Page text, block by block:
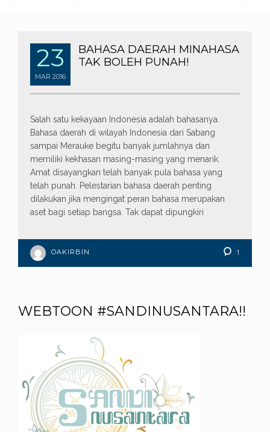
23
MAR 2016
BAHASA DAERAH MINAHASA
TAK BOLEH PUNAH!
Salah satu kekayaan Indonesia adalah bahasanya.
Bahasa daerah di wilayah Indonesia dari Sabang
sampai Merauke begitu banyak jumlahnya dan
memiliki kekhasan masing-masing yang menarik.
Amat disayangkan telah banyak pula bahasa yang
telah punah. Pelestarian bahasa daerah penting
dilakukan jika mengingat peran bahasa merupakan
aset bagi setiap bangsa. Tak dapat dipungkiri
OAKIRBIN 1
WEBTOON #SANDINUSANTARA!!